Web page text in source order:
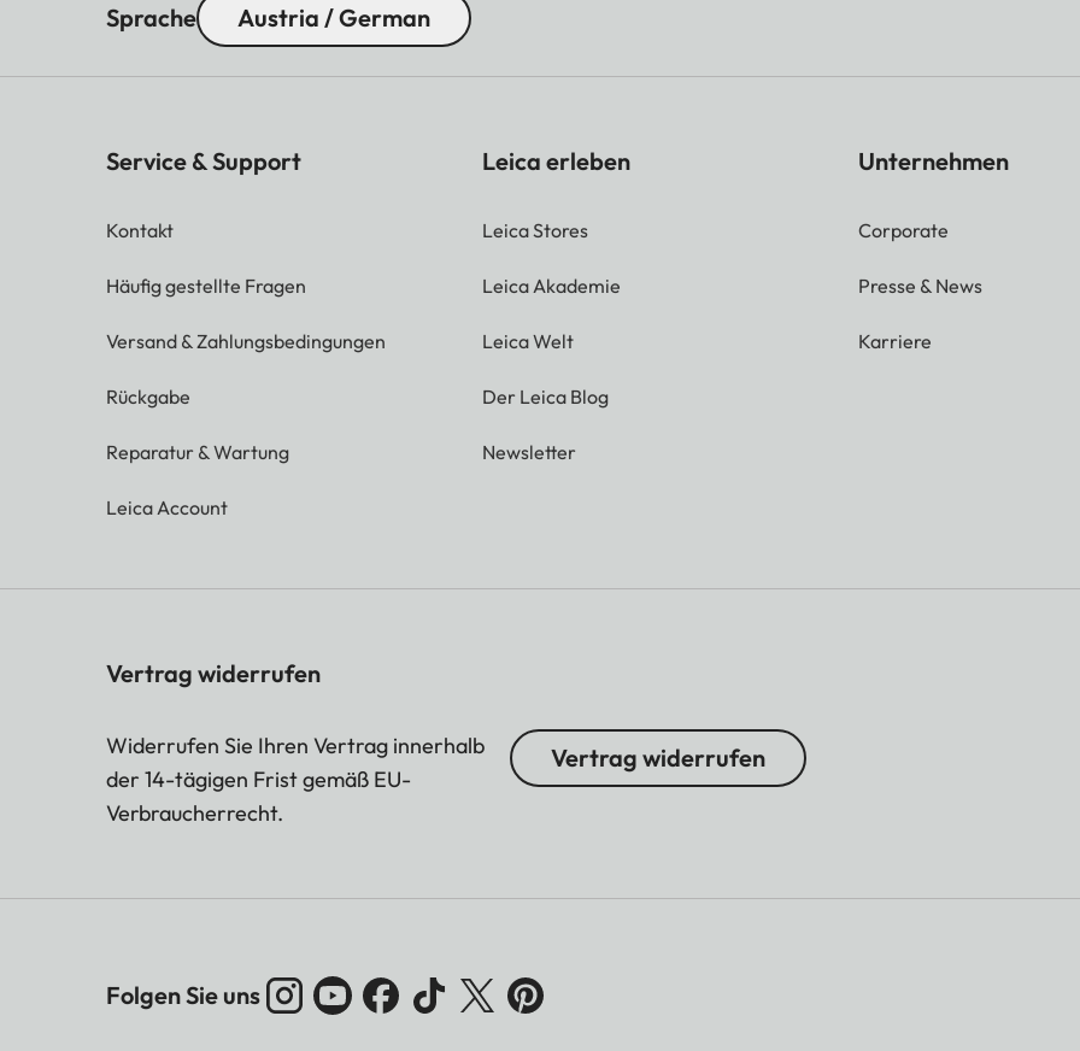
Sprache Austria / German
Service & Support
Kontakt
Häufig gestellte Fragen
Versand & Zahlungsbedingungen
Rückgabe
Reparatur & Wartung
Leica Account
Leica erleben
Leica Stores
Leica Akademie
Leica Welt
Der Leica Blog
Newsletter
Unternehmen
Corporate
Presse & News
Karriere
Vertrag widerrufen
Widerrufen Sie Ihren Vertrag innerhalb
der 14-tägigen Frist gemäß EU-
Verbraucherrecht.
Vertrag widerrufen
Folgen Sie uns